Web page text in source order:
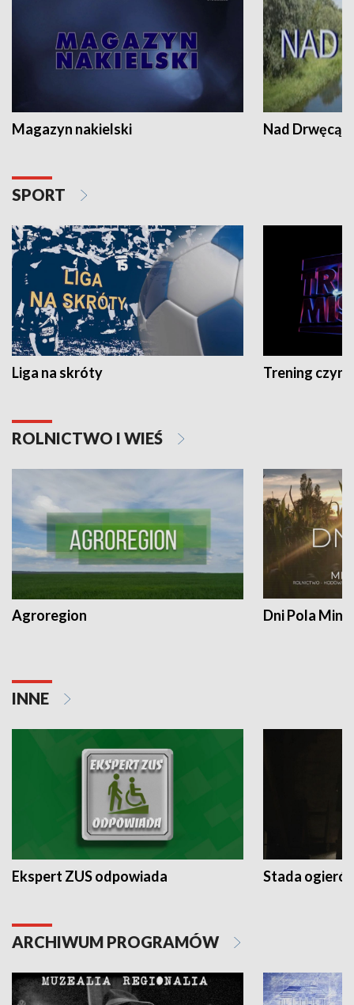
Magazyn nakielski Nad Drwęcą
SPORT
Liga na skróty Trening czyni
ROLNICTWO I WIEŚ
Agroregion Dni Pola
INNE
Ekspert ZUS odpowiada Stada
ARCHIWUM PROGRAMÓW